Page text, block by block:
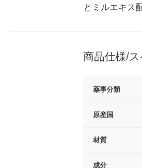
とミルエキス
商品仕様/
薬事分類
原産国
材質
成分